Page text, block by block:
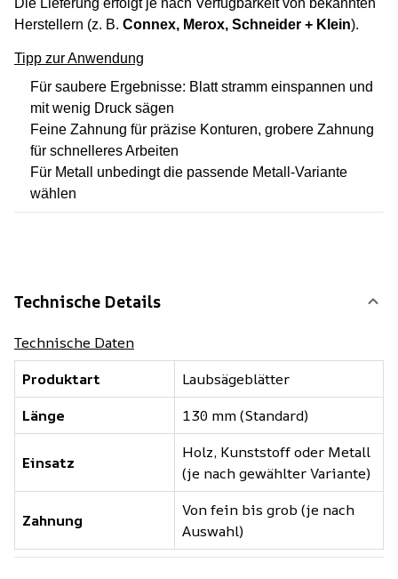
Herstellern (z. B. Connex, Merox, Schneider + Klein).
Tipp zur Anwendung
Für saubere Ergebnisse: Blatt stramm einspannen und
mit wenig Druck sägen
Feine Zahnung für präzise Konturen, grobere Zahnung
für schnelleres Arbeiten
Für Metall unbedingt die passende Metall-Variante
wählen
Technische Details
Technische Daten
Produktart
Laubsägeblätter
Länge
130 mm (Standard)
Einsatz
Holz, Kunststoff oder Metall
(je nach gewählter Variante)
Zahnung
Von fein bis grob (je nach
Auswahl)